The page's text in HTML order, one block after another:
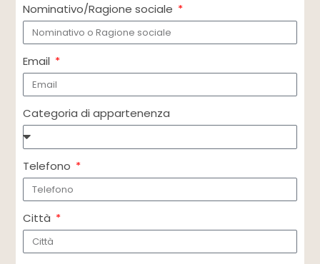
Nominativo/Ragione sociale
Email
Categoria di appartenenza
Telefono
Città